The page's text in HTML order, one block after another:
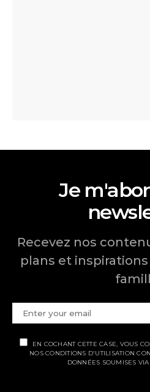
Je
Recevez nos
plans et
EN COCHANT CETTE CASE, VOUS
NOS CONDITIONS D'UTILISATION
DONNÉES SOUMISES